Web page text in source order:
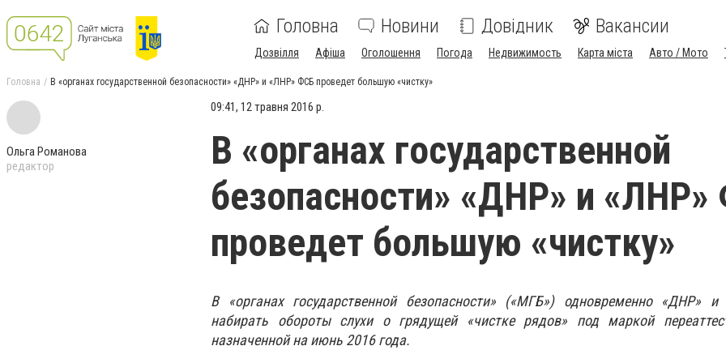
Головна Новини Довідник Вакансии
Дозвілля Афіша Оголошення Погода Недвижимость Карта міста Авто / Мото
Головна В «органах государственной безопасности» «ДНР» и «ЛНР» ФСБ проведет большую «чистку»
Ольга Романова
редактор
09:41, 12 травня 2016 р.
В «органах государственной
безопасности» «ДНР» и
проведет большую «чистку»
В «органах государственной безопасности» («МГБ») одновременно «ДНР»
набирать обороты слухи о грядущей «чистке рядов» под маркой
назначенной на июнь 2016 года.